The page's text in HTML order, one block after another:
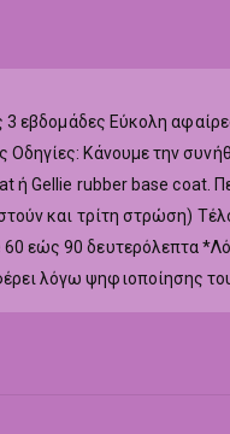
3 εβδομάδες Εύκολη
Οδηγίες: Κάνουμε την
ή Gellie rubber base coat.
και τρίτη στρώση)
εώς 90 δευτερόλεπτα
λόγω ψηφιοποίησης